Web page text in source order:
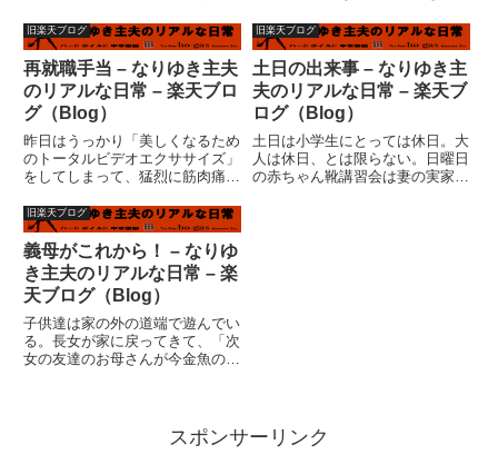
知り合いがいて、韓国の文化に対
してそんなにクリーンなイメージ
が出来てないのです。つい、「ペ
ー様ですか」とか、「あんなに
顔...
た。意地悪をしてくる相手には、
立ち向かったし、弱い子や、女の
子には、意地悪もした。授業も殆
ど理解出来たし、成績もそれな
り...
旧楽天ブログ
再就職手当 – なりゆき主夫
のリアルな日常 – 楽天ブロ
グ（Blog）
昨日はうっかり「美しくなるため
のトータルビデオエクササイズ」
をしてしまって、猛烈に筋肉痛に
ので、生理痛の薬を飲んでしまっ
た。オレは何をやっているんだ？
という今日この頃です。> 本日午
前中にハローワーク行って来ま...
旧楽天ブログ
土日の出来事 – なりゆき主
夫のリアルな日常 – 楽天ブ
ログ（Blog）
土日は小学生にとっては休日。大
人は休日、とは限らない。日曜日
の赤ちゃん靴講習会は妻の実家の
旧楽天ブログ
義母がこれから！ – なりゆ
き主夫のリアルな日常 – 楽
天ブログ（Blog）
子供達は家の外の道端で遊んでい
る。長女が家に戻ってきて、「次
女の友達のお母さんが今金魚の水
槽も洗いたい」ということを暗に
言いたい訳だ。「うちのは洗わなスポンサーリンク